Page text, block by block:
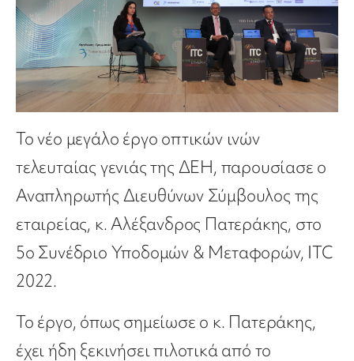
Το νέο μεγάλο έργο οπτικών ινών
τελευταίας γενιάς της ΔΕΗ, παρουσίασε ο
Αναπληρωτής Διευθύνων Σύμβουλος της
εταιρείας, κ. Αλέξανδρος Πατεράκης, στο
5o Συνέδριο Υποδομών & Μεταφορών, ITC
2022.
Το έργο, όπως σημείωσε ο κ. Πατεράκης,
έχει ήδη ξεκινήσει πιλοτικά από το